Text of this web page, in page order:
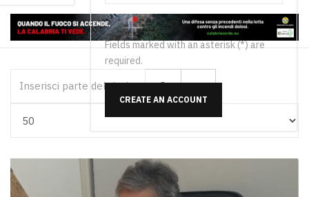
Fields marked with an asterisk (*) are
required.
CREATE AN ACCOUNT